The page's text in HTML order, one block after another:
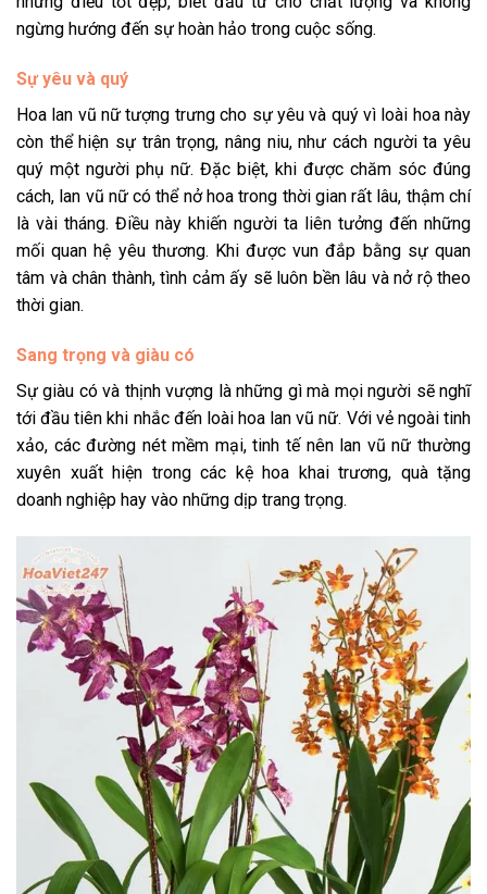
ngừng hướng đến sự hoàn hảo trong cuộc sống.
Sự yêu và quý
Hoa lan vũ nữ tượng trưng cho sự yêu và quý vì loài hoa này
còn thể hiện sự trân trọng, nâng niu, như cách người ta yêu
quý một người phụ nữ. Đặc biệt, khi được chăm sóc đúng
cách, lan vũ nữ có thể nở hoa trong thời gian rất lâu, thậm chí
là vài tháng. Điều này khiến người ta liên tưởng đến những
mối quan hệ yêu thương. Khi được vun đắp bằng sự quan
tâm và chân thành, tình cảm ấy sẽ luôn bền lâu và nở rộ theo
thời gian.
Sang trọng và giàu có
Sự giàu có và thịnh vượng là những gì mà mọi người sẽ nghĩ
tới đầu tiên khi nhắc đến loài hoa lan vũ nữ. Với vẻ ngoài tinh
xảo, các đường nét mềm mại, tinh tế nên lan vũ nữ thường
xuyên xuất hiện trong các kệ hoa khai trương, quà tặng
doanh nghiệp hay vào những dịp trang trọng.